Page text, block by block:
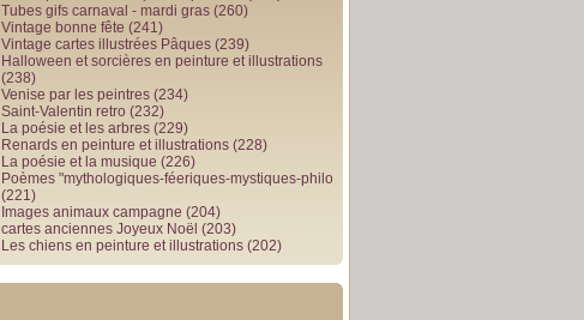
Tubes gifs carnaval - mardi gras (260)
Vintage bonne fête (241)
Vintage cartes illustrées Pâques (239)
Halloween et sorcières en peinture et illustrations
(238)
Venise par les peintres (234)
Saint-Valentin retro (232)
La poésie et les arbres (229)
Renards en peinture et illustrations (228)
La poésie et la musique (226)
Poèmes "mythologiques-féeriques-mystiques-philo
(221)
Images animaux campagne (204)
cartes anciennes Joyeux Noël (203)
Les chiens en peinture et illustrations (202)